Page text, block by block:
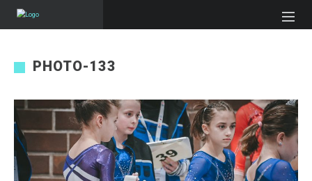
PHOTO-133